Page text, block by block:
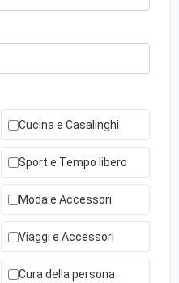
Cucina e Casalinghi
Sport e Tempo libero
Moda e Accessori
Viaggi e Accessori
Cura della persona